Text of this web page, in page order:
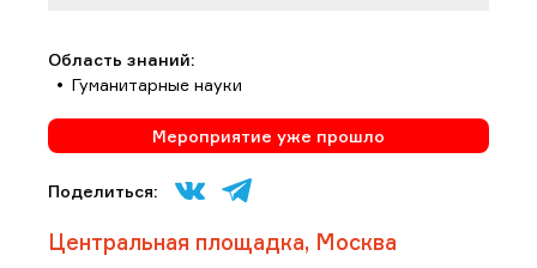
Область знаний:
Гуманитарные науки
Мероприятие уже прошло
Поделиться:
Центральная площадка, Москва